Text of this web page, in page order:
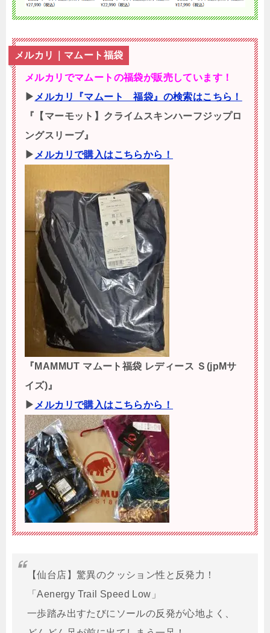
メルカリ｜マムート福袋
メルカリでマムートの福袋が販売しています！
▶ メルカリ『マムート 福袋』の検索はこちら！
『【マーモット】クライムスキンハーフジップロ
ングスリーブ』
▶ メルカリで購入はこちらから！
『MAMMUT マムート福袋 レディース Ｓ(jpMサ
イズ)』
▶ メルカリで購入はこちらから！
【仙台店】驚異のクッション性と反発力！
「Aenergy Trail Speed Low」
一歩踏み出すたびにソールの反発が心地よく、